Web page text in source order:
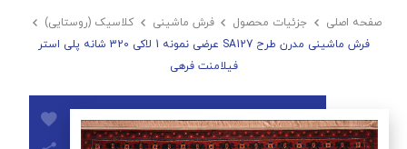
صفحه اصلی  جزئیات محصول  فرش ماشینی  کلاسیک (روستایی) 
فرش ماشینی مدرن طرح SA127 عرضی نمونه 1 لاکی 320 شانه پلی استر
فیلامنت فرهی